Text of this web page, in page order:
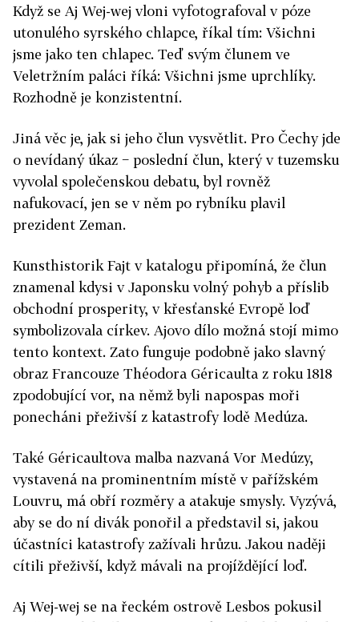
Když se Aj Wej-wej vloni vyfotografoval v póze
utonulého syrského chlapce, říkal tím: Všichni
jsme jako ten chlapec. Teď svým člunem ve
Veletržním paláci říká: Všichni jsme uprchlíky.
Rozhodně je konzistentní.
Jiná věc je, jak si jeho člun vysvětlit. Pro Čechy jde
o nevídaný úkaz − poslední člun, který v tuzemsku
vyvolal společenskou debatu, byl rovněž
nafukovací, jen se v něm po rybníku plavil
prezident Zeman.
Kunsthistorik Fajt v katalogu připomíná, že člun
znamenal kdysi v Japonsku volný pohyb a příslib
obchodní prosperity, v křesťanské Evropě loď
symbolizovala církev. Ajovo dílo možná stojí mimo
tento kontext. Zato funguje podobně jako slavný
obraz Francouze Théodora Géricaulta z roku 1818
zpodobující vor, na němž byli napospas moři
ponecháni přeživší z katastrofy lodě Medúza.
Také Géricaultova malba nazvaná Vor Medúzy,
vystavená na prominentním místě v pařížském
Louvru, má obří rozměry a atakuje smysly. Vyzývá,
aby se do ní divák ponořil a představil si, jakou
účastníci katastrofy zažívali hrůzu. Jakou naději
cítili přeživší, když mávali na projíždějící loď.
Aj Wej-wej se na řeckém ostrově Lesbos pokusil